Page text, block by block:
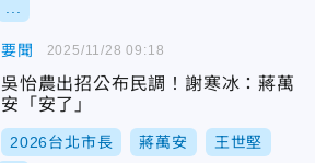
要聞
吳怡農出招公布民調！謝寒冰：蔣萬
安「安了」
2026台北市長 蔣萬安 王世堅
2025/11/28 09:18